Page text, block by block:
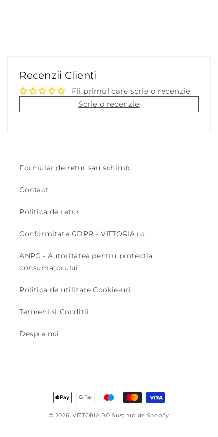
Recenzii Clienți
Fii primul care scrie o recenzie
Scrie o recenzie
Formular de retur sau schimb
Contact
Politica de retur
Conformitate GDPR - VITTORIA.ro
ANPC - Autoritatea pentru protectia
consumatorului
Politica de utilizare Cookie-uri
Termeni si Conditii
Despre noi
Metode
de
plată
© 2026, VITTORIA.RO Susținut de Shopify